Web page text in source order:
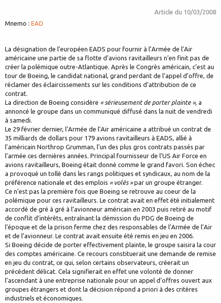
Article du 10/03/2008
Mnemo : EAD
La désignation de l’européen EADS pour fournir à l’Armée de l’Air
américaine une partie de sa flotte d’avions ravitailleurs n’en finit pas de
créer la polémique outre-Atlantique. Après le Congrès américain, c’est au
tour de Boeing, le candidat national, grand perdant de l’appel d’offre, de
réclamer des éclaircissements sur les conditions d’attribution de ce
contrat.
La direction de Boeing considère « sérieusement de porter plainte », a
annoncé le groupe dans un communiqué diffusé dans la nuit de vendredi
à samedi.
Le 29 février dernier, l’Armée de l’Air américaine a attribué un contrat de
35 milliards de dollars pour 179 avions ravitailleurs à EADS, allié à
l'américain Northrop Grumman, l’un des plus gros contrats passés par
l’armée ces dernières années. Principal fournisseur de l’US Air Force en
avions ravitailleurs, Boeing était donné comme le grand favori. Son échec
a provoqué un tollé dans les rangs politiques et syndicaux, au nom de la
préférence nationale et des emplois « volés »par un groupe étranger.
Ce n’est pas la première fois que Boeing se retrouve au coeur de la
polémique pour ces ravitailleurs. Le contrat avait en effet été initialement
accordé de gré à gré à l’avionneur américain en 2003 puis retiré au motif
de conflit d’intérêts, entraînant la démission du PDG de Boeing de
l’époque et de la prison ferme chez des responsables de l’Armée de l’Air
et de l’avionneur. Le contrat avait ensuite été remis en jeu en 2006.
Si Boeing décide de porter effectivement plainte, le groupe saisira la cour
des comptes américaine. Ce recours constituerait une demande de remise
en jeu du contrat, ce qui, selon certains observateurs, créerait un
précédent délicat. Cela signifierait en effet une volonté de donner
l’ascendant à une entreprise nationale pour un appel d’offres ouvert aux
groupes étrangers et dont la décision répond a priori à des critères
industriels et économiques.